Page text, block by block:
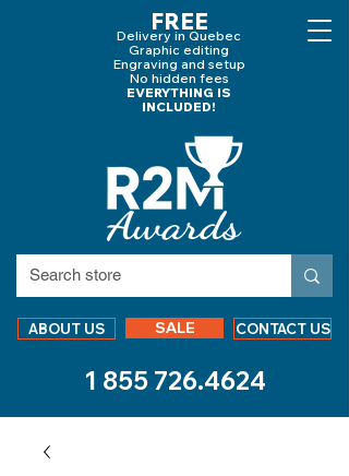
FREE
Delivery in Quebec
Graphic editing
Engraving and setup
No hidden fees
EVERYTHING IS
INCLUDED!
ABOUT US SALE CONTACT US
1 855 726.4624